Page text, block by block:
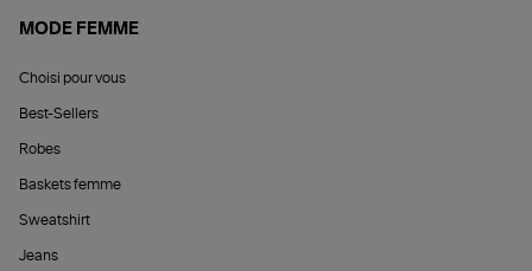
MODE FEMME
Choisi pour vous
Best-Sellers
Robes
Baskets femme
Sweatshirt
Jeans